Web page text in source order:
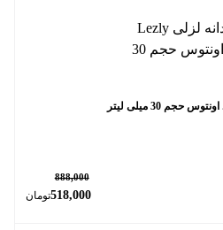
888,000
518,000تومان